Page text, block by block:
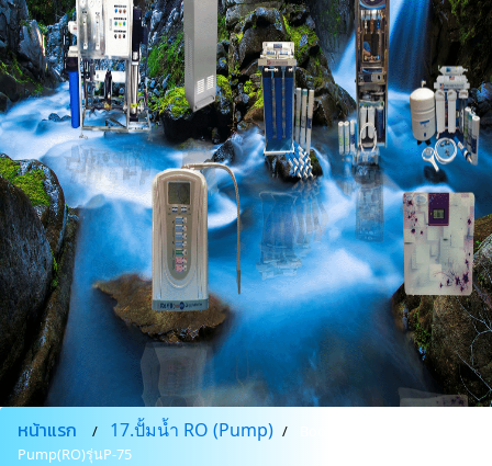
หน้าแรก 17.ปั้มน้ำ RO (Pump)
Pump(RO)รุ่นP-75